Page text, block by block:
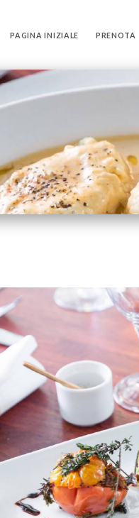
PAGINA INIZIALE PRENOTA